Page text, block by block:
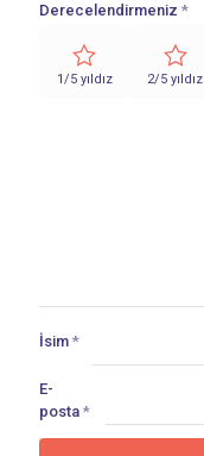
Derecelendirmeniz *
1/5 yıldız 2/5 yıldız
İsim *
E-
posta *